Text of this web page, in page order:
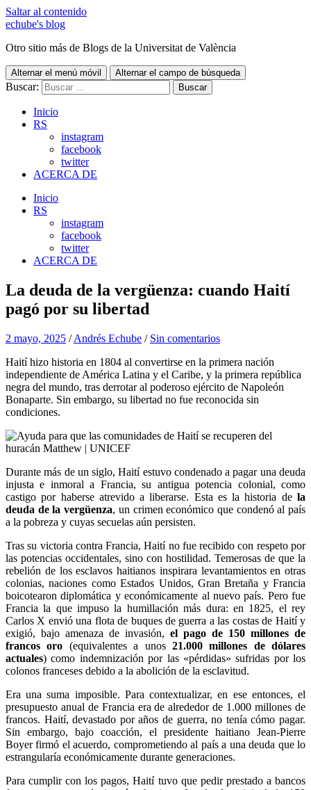
Saltar al contenido
echube's blog
Otro sitio más de Blogs de la Universitat de València
Alternar el menú móvil Alternar el campo de búsqueda
Buscar:
Inicio
RS
instagram
facebook
twitter
ACERCA DE
Inicio
RS
instagram
facebook
twitter
ACERCA DE
La deuda de la vergüenza: cuando Haití
pagó por su libertad
2 mayo, 2025 /Andrés Echube / Sin comentarios
Haití hizo historia en 1804 al convertirse en la primera nación
independiente de América Latina y el Caribe, y la primera república
negra del mundo, tras derrotar al poderoso ejército de Napoleón
Bonaparte. Sin embargo, su libertad no fue reconocida sin
condiciones.
Durante más de un siglo, Haití estuvo condenado a pagar una deuda
injusta e inmoral a Francia, su antigua potencia colonial, como
castigo por haberse atrevido a liberarse. Esta es la historia de la
deuda de la vergüenza, un crimen económico que condenó al país
a la pobreza y cuyas secuelas aún persisten.
Tras su victoria contra Francia, Haití no fue recibido con respeto por
las potencias occidentales, sino con hostilidad. Temerosas de que la
rebelión de los esclavos haitianos inspirara levantamientos en otras
colonias, naciones como Estados Unidos, Gran Bretaña y Francia
boicotearon diplomática y económicamente al nuevo país. Pero fue
Francia la que impuso la humillación más dura: en 1825, el rey
Carlos X envió una flota de buques de guerra a las costas de Haití y
exigió, bajo amenaza de invasión, el pago de 150 millones de
francos oro (equivalentes a unos 21.000 millones de dólares
actuales) como indemnización por las «pérdidas» sufridas por los
colonos franceses debido a la abolición de la esclavitud.
Era una suma imposible. Para contextualizar, en ese entonces, el
presupuesto anual de Francia era de alrededor de 1.000 millones de
francos. Haití, devastado por años de guerra, no tenía cómo pagar.
Sin embargo, bajo coacción, el presidente haitiano Jean-Pierre
Boyer firmó el acuerdo, comprometiendo al país a una deuda que lo
estrangularía económicamente durante generaciones.
Para cumplir con los pagos, Haití tuvo que pedir prestado a bancos